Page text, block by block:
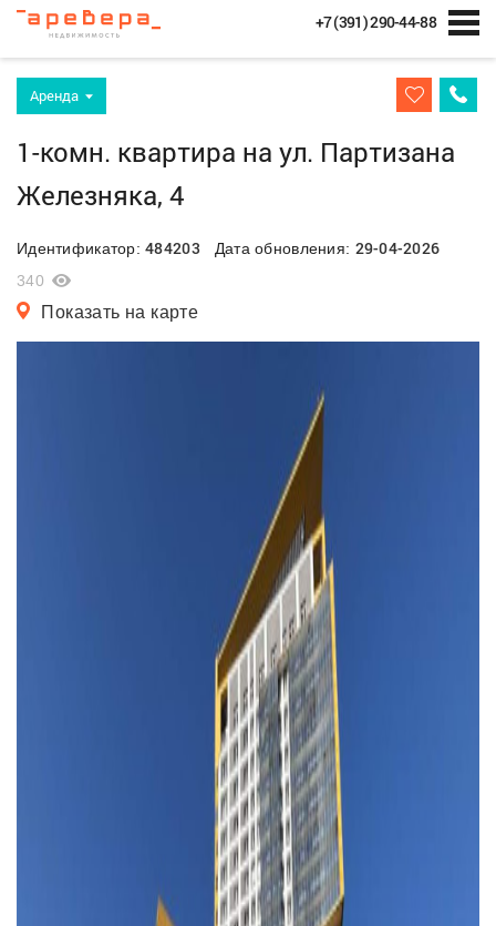
+7 (391) 290-44-88
Аренда
1-комн. квартира на ул. Партизана
Железняка, 4
Идентификатор:484203 Дата обновления: 29-04-2026
340
Показать на карте